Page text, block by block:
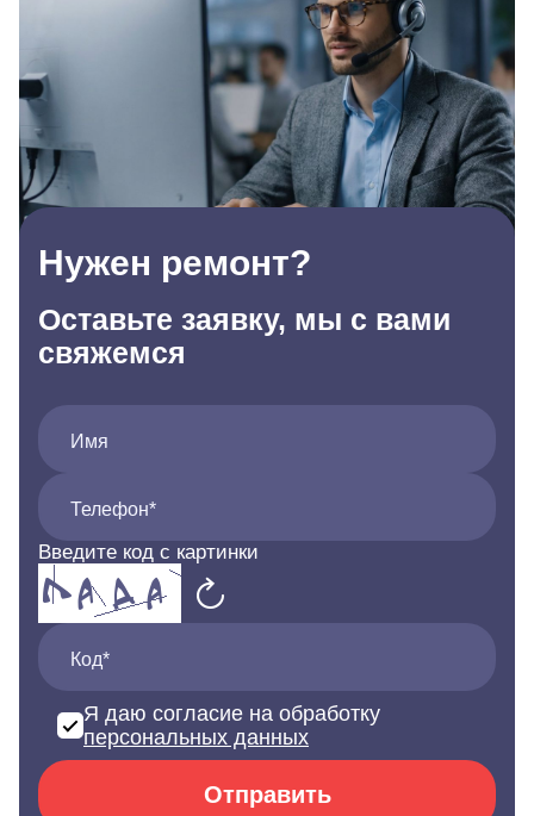
Нужен ремонт?
Оставьте заявку, мы с вами
свяжемся
Имя
Телефон*
Введите код с картинки
Код*
Я даю согласие на обработку
персональных данных
Отправить